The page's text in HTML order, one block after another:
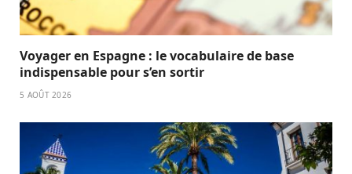
Voyager en Espagne : le vocabulaire de base
indispensable pour s’en sortir
5 AOÛT 2026